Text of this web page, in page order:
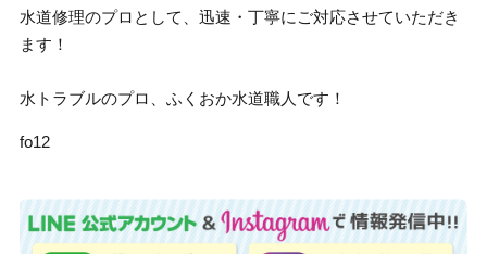
水道修理のプロとして、迅速・丁寧にご対応させていただき
ます！
水トラブルのプロ、ふくおか水道職人です！
fo12